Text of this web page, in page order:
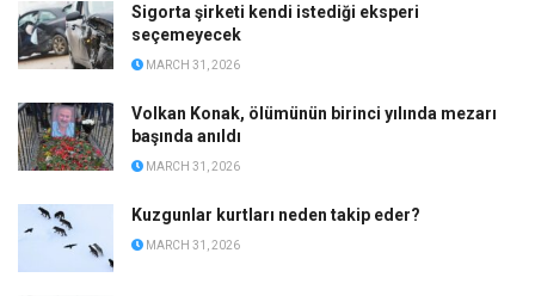
Sigorta şirketi kendi istediği eksperi
seçemeyecek
MARCH 31, 2026
Volkan Konak, ölümünün birinci yılında mezarı
başında anıldı
MARCH 31, 2026
Kuzgunlar kurtları neden takip eder?
MARCH 31, 2026